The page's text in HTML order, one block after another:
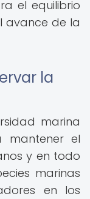
el equilibrio
avance de la
la
marina
mantener el
y en todo
marinas
en los